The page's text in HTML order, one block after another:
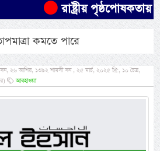
রাষ্ট্রীয়
কমতে পারে
সন, ২৬ আশির, ১৩৯২ শামসী সন , ২৫ মার্চ, ২০২৫ খ্রি:, ১০ চৈত্র,
আবহাওয়া